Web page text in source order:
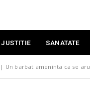
JUSTITIE SANATATE
| Un barbat ameninta ca se